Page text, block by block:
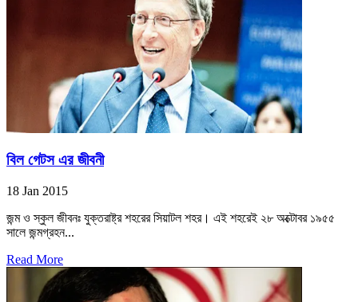
বিল গেটস এর জীবনী
18 Jan 2015
জন্ম ও স্কুল জীবনঃ যুক্তরাষ্ট্র শহরের সিয়াটল শহর। এই শহরেই ২৮ অক্টোবর ১৯৫৫
সালে জন্মগ্রহন...
Read More